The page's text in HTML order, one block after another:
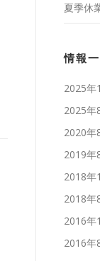
夏季休
情報
2025年
2025年
2020年
2019年
2018年
2018年
2016年
2016年